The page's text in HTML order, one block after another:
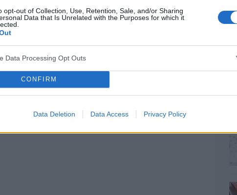
opt-out of Collection, Use, Retention, Sale, and/or Sharing
Data that Is Unrelated with the Purposes for which it
Data Processing Opt Outs
CONFIRM
Data Deletion Data Access Privacy Policy
opakowanie tabletek pierwsza wzięłam prawidłowo
wtorek jak się zorientowałam to wzięłam dwie. Moje
biorąc pod uwagę ten stosunek z czwartku.
test ciążowy